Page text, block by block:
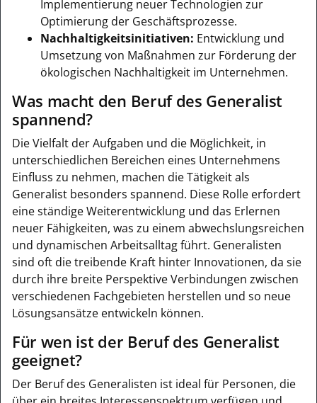
Implementierung neuer Technologien zur
Optimierung der Geschäftsprozesse.
Nachhaltigkeitsinitiativen: Entwicklung und
Umsetzung von Maßnahmen zur Förderung der
ökologischen Nachhaltigkeit im Unternehmen.
Was macht den Beruf des Generalist
spannend?
Die Vielfalt der Aufgaben und die Möglichkeit, in
unterschiedlichen Bereichen eines Unternehmens
Einfluss zu nehmen, machen die Tätigkeit als
Generalist besonders spannend. Diese Rolle erfordert
eine ständige Weiterentwicklung und das Erlernen
neuer Fähigkeiten, was zu einem abwechslungsreichen
und dynamischen Arbeitsalltag führt. Generalisten
sind oft die treibende Kraft hinter Innovationen, da sie
durch ihre breite Perspektive Verbindungen zwischen
verschiedenen Fachgebieten herstellen und so neue
Lösungsansätze entwickeln können.
Für wen ist der Beruf des Generalist
geeignet?
Der Beruf des Generalisten ist ideal für Personen, die